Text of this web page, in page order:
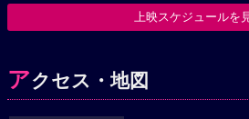
上映スケジュールを
アクセス・地図